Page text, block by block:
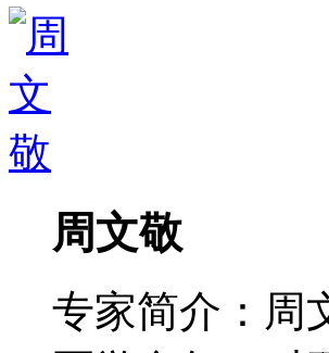
周文敬
专家简介：周